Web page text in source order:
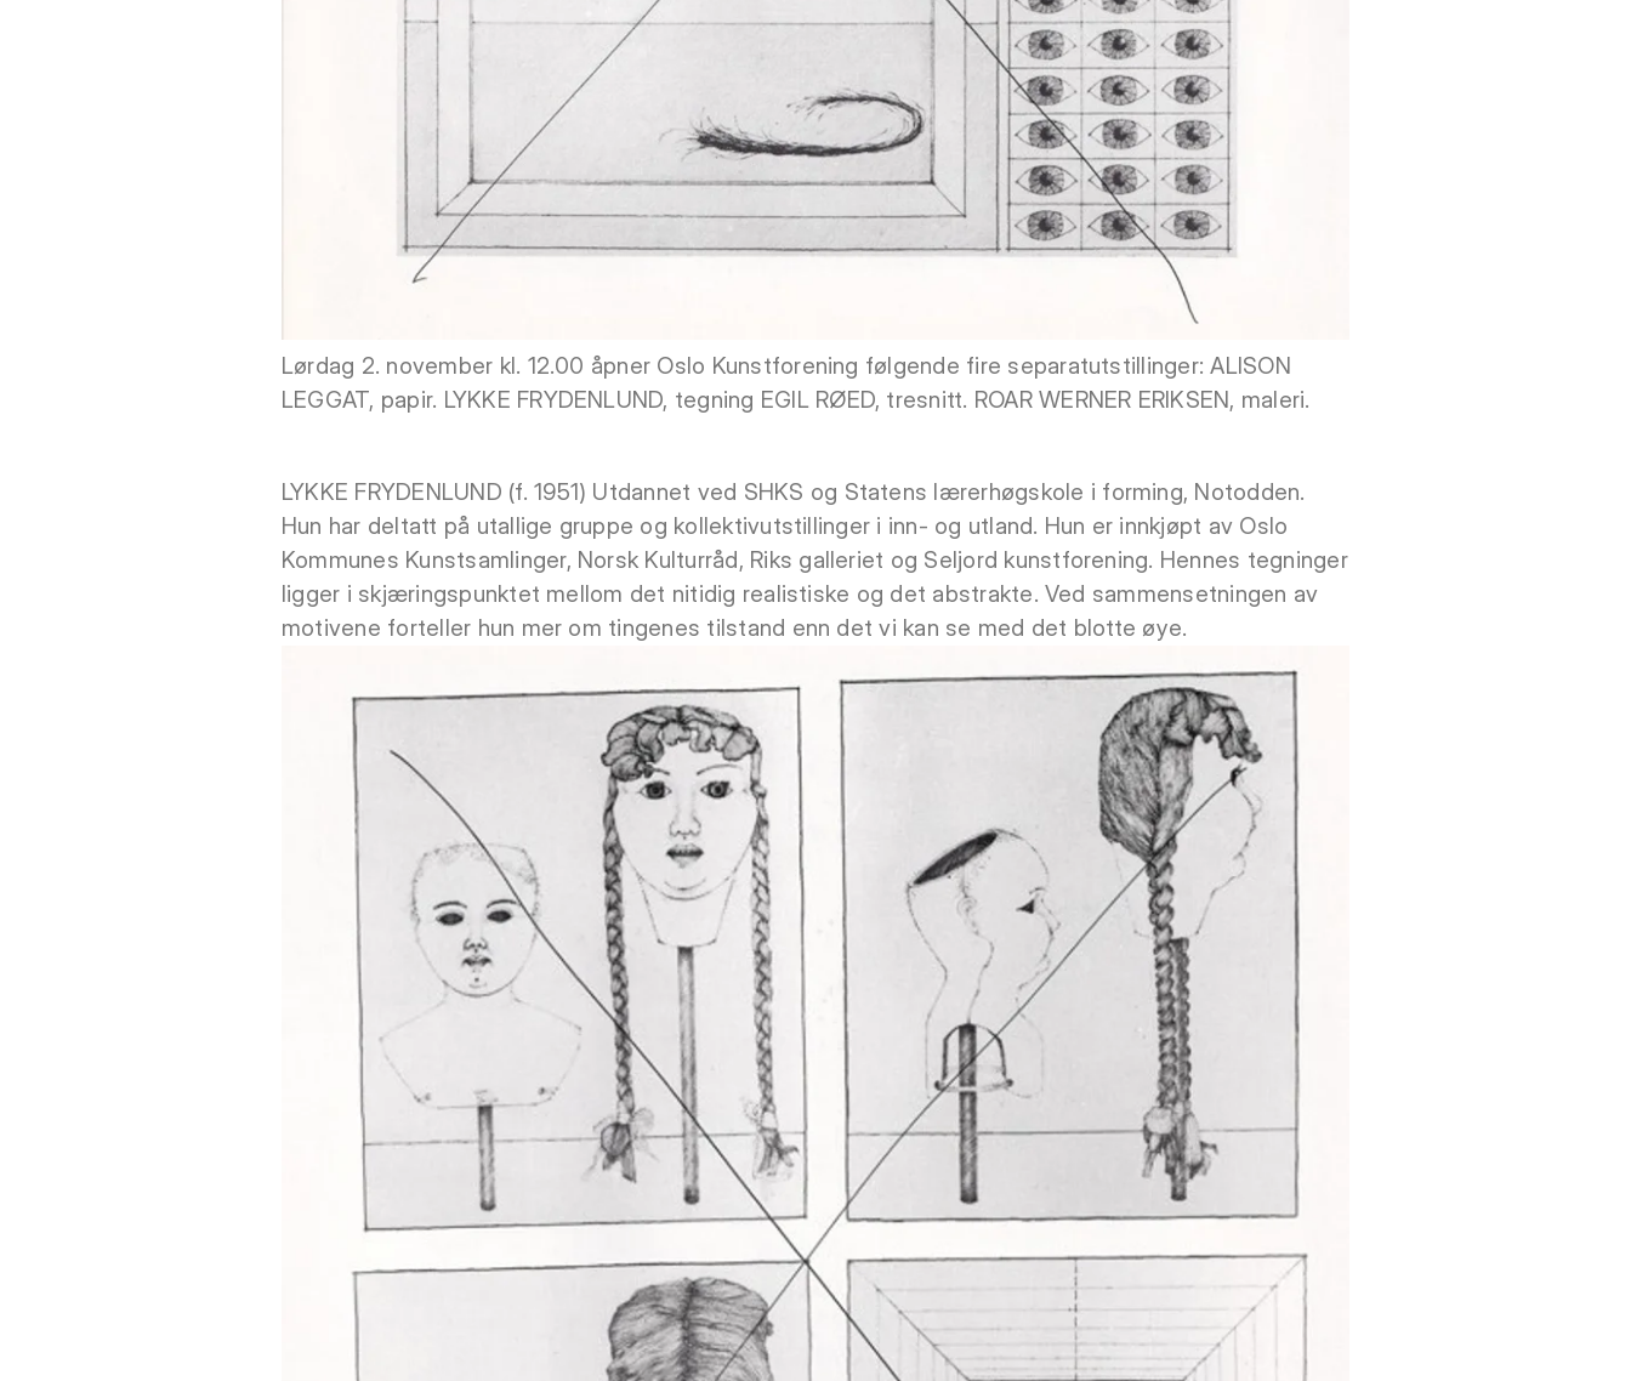
Lørdag 2. november kl. 12.00 åpner Oslo Kunstforening følgende fire separatutstillinger: ALISON
LEGGAT, papir. LYKKE FRYDENLUND, tegning EGIL RØED, tresnitt. ROAR WERNER ERIKSEN, maleri.
LYKKE FRYDENLUND (f. 1951) Utdannet ved SHKS og Statens lærerhøgskole i forming, Notodden.
Hun har deltatt på utallige gruppe og kollektivutstillinger i inn- og utland. Hun er innkjøpt av Oslo
Kommunes Kunstsamlinger, Norsk Kulturråd, Riks galleriet og Seljord kunstforening. Hennes tegninger
ligger i skjæringspunktet mellom det nitidig realistiske og det abstrakte. Ved sammensetningen av
motivene forteller hun mer om tingenes tilstand enn det vi kan se med det blotte øye.